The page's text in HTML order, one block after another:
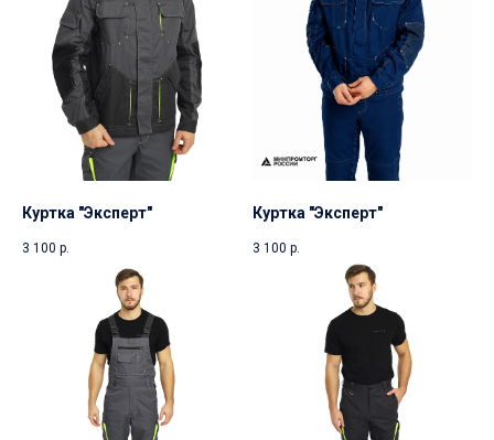
Куртка "Эксперт"
3 100 р.
Куртка "Эксперт"
3 100 р.